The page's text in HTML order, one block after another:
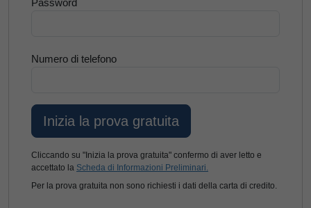
Password
Numero di telefono
Cliccando su "Inizia la prova gratuita" confermo di aver letto e
accettato la Scheda di Informazioni Preliminari.
Per la prova gratuita non sono richiesti i dati della carta di credito.